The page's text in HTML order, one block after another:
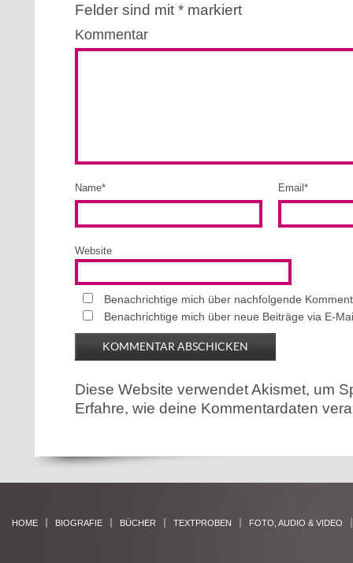
Felder sind mit * markiert
Kommentar
Name* Email *
Website
Benachrichtige mich über nachfolgende
Benachrichtige mich über neue Beiträge via E-
Diese Website verwendet Akismet, um
Erfahre, wie deine Kommentardaten
HOME BIOGRAFIE BÜCHER TEXTPROBEN FOTO, AUDIO & VIDEO